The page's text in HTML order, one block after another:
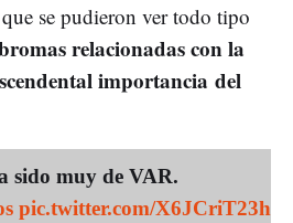
se pudieron ver todo tipo
relacionadas con la
importancia del
sido muy de VAR.
pic.twitter.com/X6JCriT23h